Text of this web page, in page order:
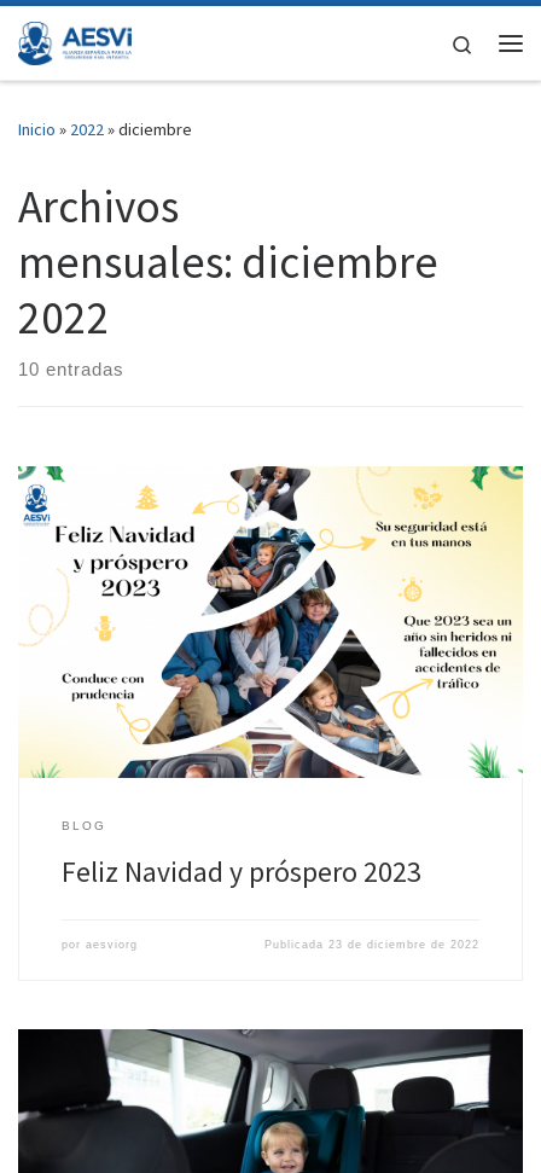
Saltar al contenido
Search
Inicio » 2022»diciembre
Archivos
mensuales: diciembre
2022
10 entradas
BLOG
Feliz Navidad y próspero 2023
por aesviorg Publicada 23 de diciembre de 2022
Con las vacaciones de Navidad y Año Nuevo a la vuelta de la